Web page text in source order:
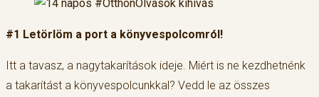
#1 Letörlöm a port a könyvespolcomról!
Itt a tavasz, a nagytakarítások ideje. Miért is ne kezdhetnénk
a takarítást a könyvespolcunkkal? Vedd le az összes